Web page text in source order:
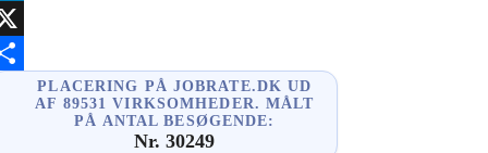
PLACERING PÅ JOBRATE.DK UD
AF 89531 VIRKSOMHEDER. MÅLT
PÅ ANTAL BESØGENDE:
Nr. 30249